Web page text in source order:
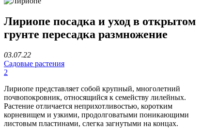
Лириопе посадка и уход в открытом
грунте пересадка размножение
03.07.22
Садовые растения
2
Лириопе представляет собой крупный, многолетний
почвопокровник, относящийся к семейству лилейных.
Растение отличается неприхотливостью, коротким
корневищем и узкими, продолговатыми поникающими
листовым пластинами, слегка загнутыми на концах.